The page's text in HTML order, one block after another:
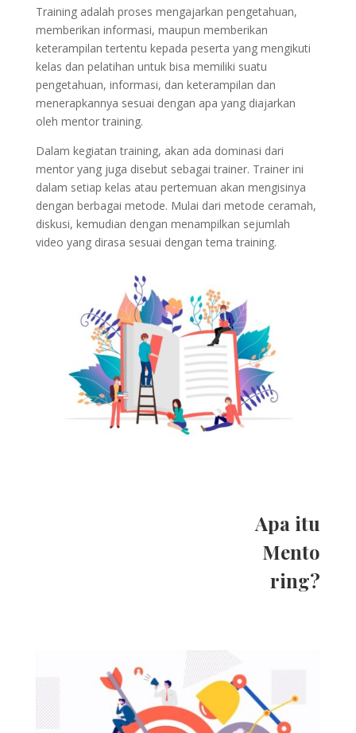
Training adalah proses mengajarkan pengetahuan,
memberikan informasi, maupun memberikan
keterampilan tertentu kepada peserta yang mengikuti
kelas dan pelatihan untuk bisa memiliki suatu
pengetahuan, informasi, dan keterampilan dan
menerapkannya sesuai dengan apa yang diajarkan
oleh mentor training.
Dalam kegiatan training, akan ada dominasi dari
mentor yang juga disebut sebagai trainer. Trainer ini
dalam setiap kelas atau pertemuan akan mengisinya
dengan berbagai metode. Mulai dari metode ceramah,
diskusi, kemudian dengan menampilkan sejumlah
video yang dirasa sesuai dengan tema training.
Apa itu
Mento
ring?